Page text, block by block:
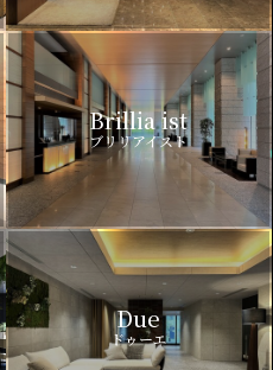
Brillia ist
ブリリアイスト
Due
ドゥーエ